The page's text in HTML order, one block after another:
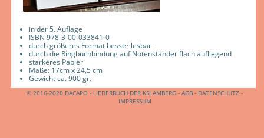
in der 5. Auflage
ISBN 978-3-00-033841-0
durch größeres Format besser lesbar
durch die Ringbuchbindung auf Notenständer flach aufliegend
stärkeres Papier
Maße: 17cm x 24,5 cm
Gewicht ca. 900 gr.
© 2016-2020 DACAPO - LIEDERBUCH DER KSJ AMBERG -AGB - DATENSCHUTZ -
IMPRESSUM